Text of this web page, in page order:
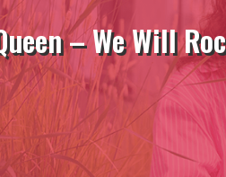
– We Will